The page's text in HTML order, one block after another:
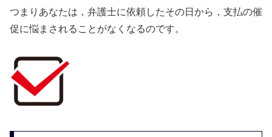
つまりあなたは，弁護士に依頼したその日から，支払の催
促に悩まされることがなくなるのです。